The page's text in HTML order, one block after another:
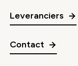
Leveranciers
Contact